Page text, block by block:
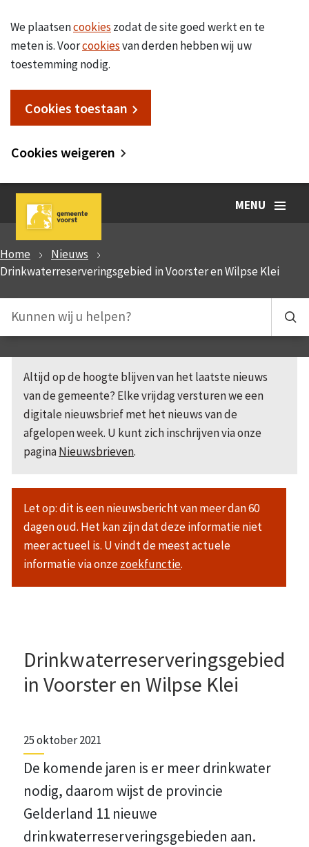
We plaatsencookies zodat de site goed werkt en te
meten is. Voorcookiesvan derden hebben wij uw
toestemming nodig.
Cookies toestaan
Cookies weigeren
MENU
Home
Nieuws
Drinkwaterreserveringsgebied in Voorster en Wilpse Klei
Altijd op de hoogte blijven van het laatste nieuws
van de gemeente? Elke vrijdag versturen we een
digitale nieuwsbrief met het nieuws van de
afgelopen week. U kunt zich inschrijven via onze
paginaNieuwsbrieven.
Let op: dit is een nieuwsbericht van meer dan 60
dagen oud. Het kan zijn dat deze informatie niet
meer actueel is. U vindt de meest actuele
informatie via onzezoekfunctie.
Drinkwaterreserveringsgebied
in Voorster en Wilpse Klei
25 oktober 2021
De komende jaren is er meer drinkwater
nodig, daarom wijst de provincie
Gelderland 11 nieuwe
drinkwaterreserveringsgebieden aan.